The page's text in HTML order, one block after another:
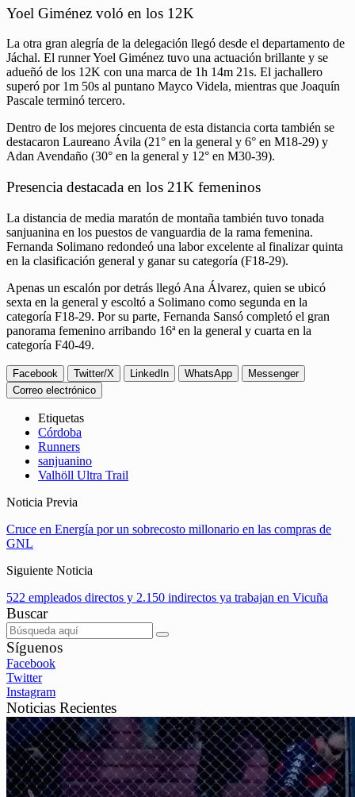
Yoel Giménez voló en los 12K
La otra gran alegría de la delegación llegó desde el departamento de
Jáchal. El runner Yoel Giménez tuvo una actuación brillante y se
adueñó de los 12K con una marca de 1h 14m 21s. El jachallero
superó por 1m 50s al puntano Mayco Videla, mientras que Joaquín
Pascale terminó tercero.
Dentro de los mejores cincuenta de esta distancia corta también se
destacaron Laureano Ávila (21° en la general y 6° en M18-29) y
Adan Avendaño (30° en la general y 12° en M30-39).
Presencia destacada en los 21K femeninos
La distancia de media maratón de montaña también tuvo tonada
sanjuanina en los puestos de vanguardia de la rama femenina.
Fernanda Solimano redondeó una labor excelente al finalizar quinta
en la clasificación general y ganar su categoría (F18-29).
Apenas un escalón por detrás llegó Ana Álvarez, quien se ubicó
sexta en la general y escoltó a Solimano como segunda en la
categoría F18-29. Por su parte, Fernanda Sansó completó el gran
panorama femenino arribando 16ª en la general y cuarta en la
categoría F40-49.
Facebook Twitter/X LinkedIn WhatsApp
Messenger
Correo electrónico
Etiquetas
Córdoba
Runners
sanjuanino
Valhöll Ultra Trail
Noticia Previa
Cruce en Energía por un sobrecosto millonario en las compras de
GNL
Siguiente Noticia
522 empleados directos y 2.150 indirectos ya trabajan en Vicuña
Buscar
Síguenos
Facebook
Twitter
Instagram
Noticias Recientes